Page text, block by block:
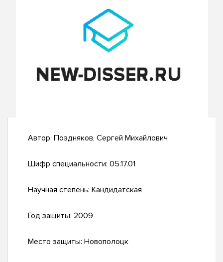
Автор: Поздняков, Сергей Михайлович
Шифр специальности: 05.17.01
Научная степень: Кандидатская
Год защиты: 2009
Место защиты: Новополоцк